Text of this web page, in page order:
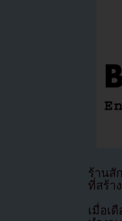
ร้านสั
ที่สร้า
เมื่อ